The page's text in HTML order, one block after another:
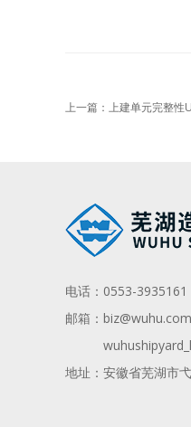
上一篇：上建单元完整性
电话： 0553-3935161
邮箱：
地址：安徽省芜湖市